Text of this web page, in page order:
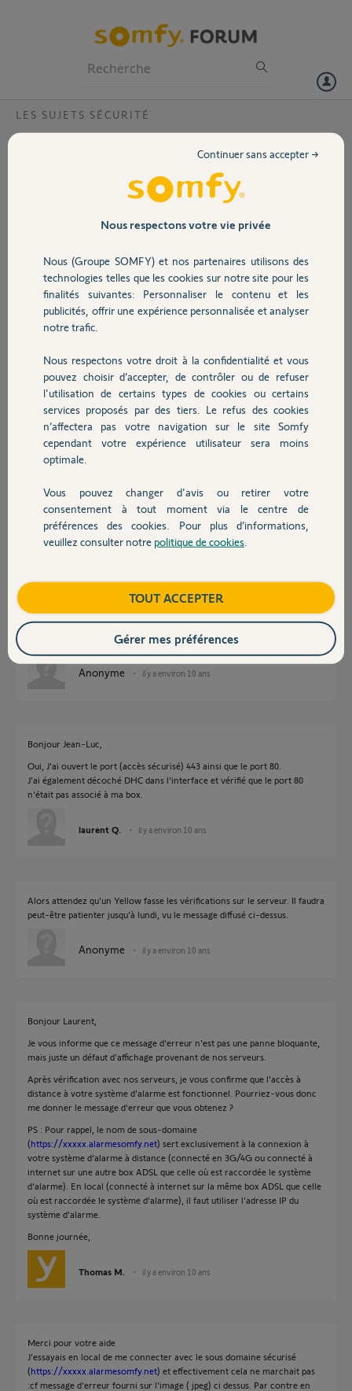
Volet
Sécurité
Domotique
Chauffage
Autres produits
Devis avec un pro
Contact
LES SUJETS SÉCURITÉ
PB accès distance alarme
Bonjour,
Je possède une alarme
après avoir créé un
mon alarme à distance,
j'ai visiblement oublié de
saisir le type de box que je possède : celle- ci est une box free V6 J'ai
un accès local sans pb à mon alarme mais pas à distance. Je vous
remercie de de bien vouloir m'aider.
Je vous remercie par avance.
Sincères salutations.
L. QUEBERT
laurent Q.
Participer au fil de discussion
Bonjour
avez-vous ouvert le port 443 sur votre box Free ?
Anonyme il y a environ 10 ans
Bonjour Jean-Luc,
Oui, J'ai ouvert le port (accès sécurisé) 443 ainsi que le port 80.
J'ai également décoché DHC dans l'interface et vérifié que le port 80
n'était pas associé à ma box.
laurent Q. il y a environ 10 ans
Alors attendez qu'un Yellow fasse les vérifications sur le serveur. Il faudra
peut-être patienter jusqu'à lundi, vu le message diffusé ci-dessus.
Anonyme il y a environ 10 ans
Bonjour Laurent,
Je vous informe que ce message d'erreur n'est pas une panne bloquante,
mais juste un défaut d'affichage provenant de nos serveurs.
Après vérification avec nos serveurs, je vous confirme que l'accès à
distance à votre système d'alarme est fonctionnel. Pourriez-vous donc
me donner le message d'erreur que vous obtenez ?
PS : Pour rappel, le nom de sous-domaine
(https://xxxxx.alarmesomfy.net) sert exclusivement à la connexion à
votre système d'alarme à distance (connecté en 3G/4G ou connecté à
internet sur une autre box ADSL que celle où est raccordée le système
d'alarme). En local (connecté à internet sur la même box ADSL que celle
où est raccordée le système d'alarme), il faut utiliser l'adresse IP du
système d'alarme.
Bonne journée,
Thomas M. il y a environ 10 ans
Merci pour votre aide
J'essayais en local de me connecter avec le sous domaine sécurisé
(https://xxxxx.alarmesomfy.net) et effectivement cela ne marchait pas
:cf message d'erreur fourni sur l'image ( jpeg) ci dessus. Par contre en
Nous respectons votre vie privée
Nous (Groupe SOMFY) et nos partenaires utilisons des
technologies telles que les cookies sur notre site pour les
finalités suivantes: Personnaliser le contenu et les
publicités, offrir une expérience personnalisée et analyser
notre trafic.
Nous respectons votre droit à la confidentialité et vous
pouvez choisir d’accepter, de contrôler ou de refuser
l'utilisation de certains types de cookies ou certains
services proposés par des tiers. Le refus des cookies
n’affectera pas votre navigation sur le site Somfy
cependant votre expérience utilisateur sera moins
optimale.
Vous pouvez changer d'avis ou retirer votre
consentement à tout moment via le centre de
préférences des cookies. Pour plus d’informations,
veuillez consulter notre politique de cookies
Continuer sans accepter →
TOUT ACCEPTER
Gérer mes préférences